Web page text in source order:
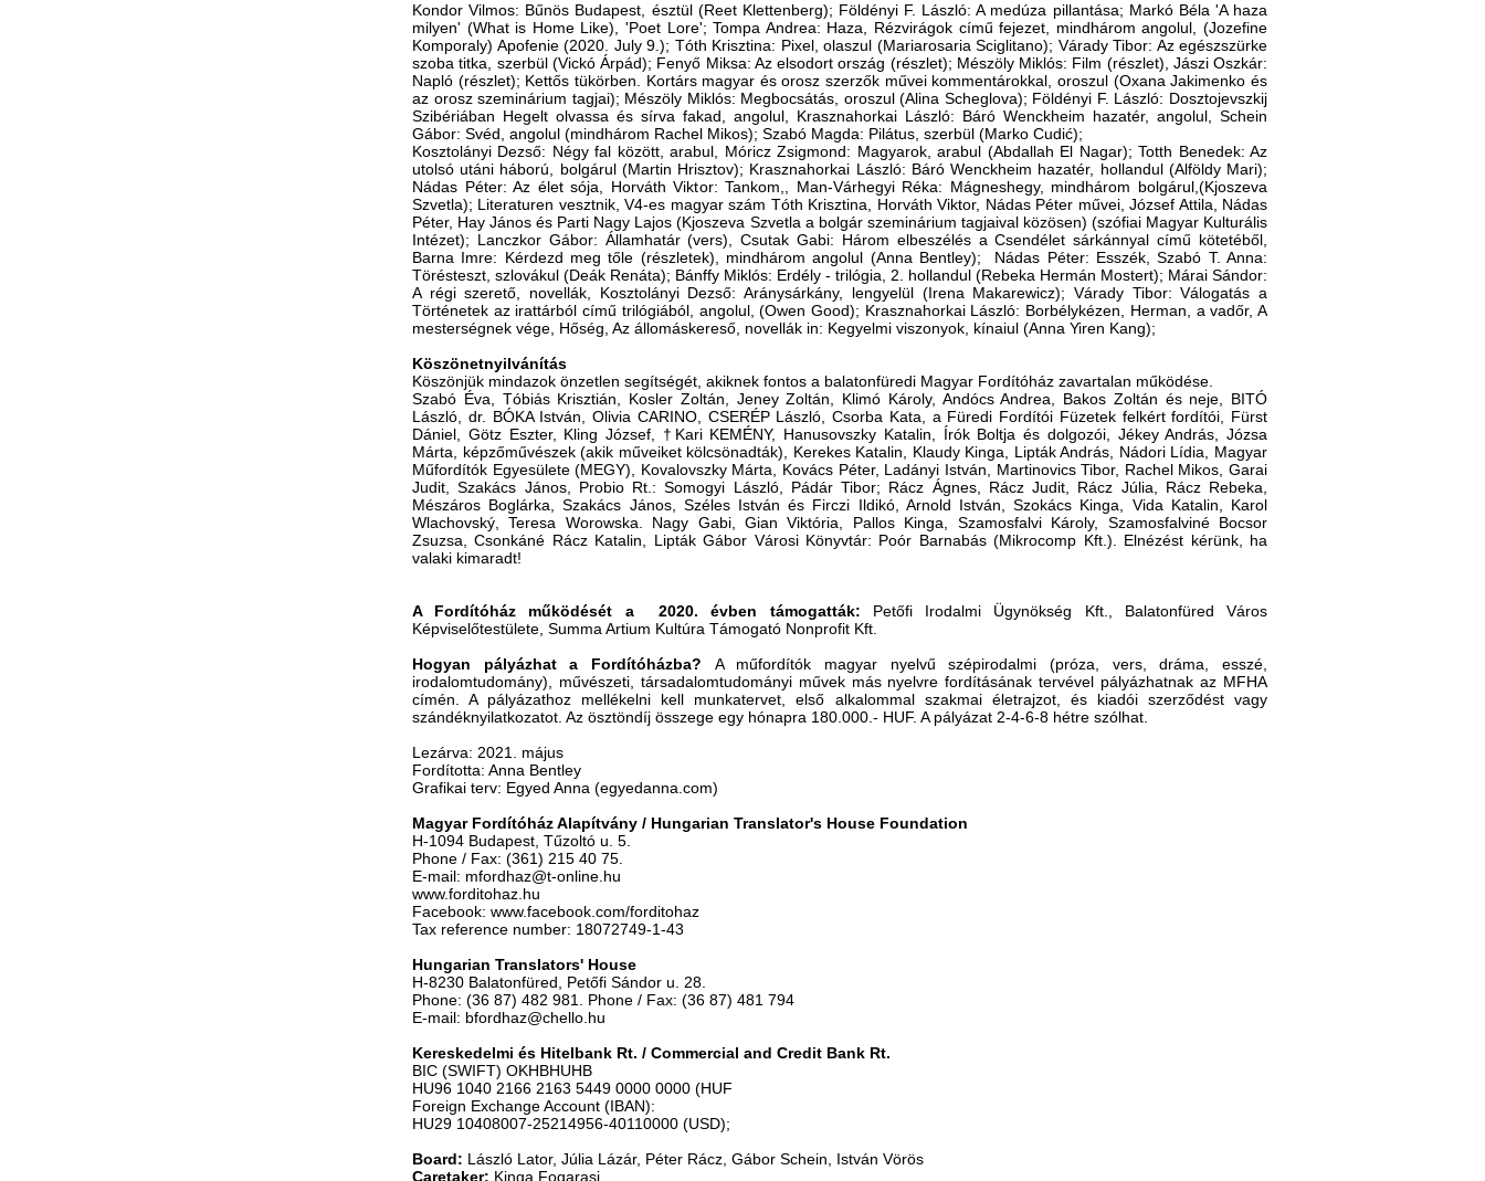
Kondor Vilmos: Bűnös Budapest, észtül (Reet Klettenberg); Földényi F. László: A medúza pillantása; Markó Béla 'A haza
milyen' (What is Home Like), 'Poet Lore'; Tompa Andrea: Haza, Rézvirágok című fejezet, mindhárom angolul, (Jozefine
Komporaly) Apofenie (2020. July 9.); Tóth Krisztina: Pixel, olaszul (Mariarosaria Sciglitano); Várady Tibor: Az egészszürke
szoba titka, szerbül (Vickó Árpád); Fenyő Miksa: Az elsodort ország (részlet); Mészöly Miklós: Film (részlet), Jászi Oszkár:
Napló (részlet); Kettős tükörben. Kortárs magyar és orosz szerzők művei kommentárokkal, oroszul (Oxana Jakimenko és
az orosz szeminárium tagjai); Mészöly Miklós: Megbocsátás, oroszul (Alina Scheglova); Földényi F. László: Dosztojevszkij
Szibériában Hegelt olvassa és sírva fakad, angolul, Krasznahorkai László: Báró Wenckheim hazatér, angolul, Schein
Gábor: Svéd, angolul (mindhárom Rachel Mikos); Szabó Magda: Pilátus, szerbül (Marko Cudić);
Kosztolányi Dezső: Négy fal között, arabul, Móricz Zsigmond: Magyarok, arabul (Abdallah El Nagar); Totth Benedek: Az
utolsó utáni háború, bolgárul (Martin Hrisztov); Krasznahorkai László: Báró Wenckheim hazatér, hollandul (Alföldy Mari);
Nádas Péter: Az élet sója, Horváth Viktor: Tankom,, Man-Várhegyi Réka: Mágneshegy, mindhárom bolgárul,(Kjoszeva
Szvetla); Literaturen vesztnik, V4-es magyar szám Tóth Krisztina, Horváth Viktor, Nádas Péter művei, József Attila, Nádas
Péter, Hay János és Parti Nagy Lajos (Kjoszeva Szvetla a bolgár szeminárium tagjaival közösen) (szófiai Magyar Kulturális
Intézet); Lanczkor Gábor: Államhatár (vers), Csutak Gabi: Három elbeszélés a Csendélet sárkánnyal című kötetéből,
Barna Imre: Kérdezd meg tőle (részletek), mindhárom angolul (Anna Bentley); Nádas Péter: Esszék, Szabó T. Anna:
Törésteszt, szlovákul (Deák Renáta); Bánffy Miklós: Erdély - trilógia, 2. hollandul (Rebeka Hermán Mostert); Márai Sándor:
A régi szerető, novellák, Kosztolányi Dezső: Aránysárkány, lengyelül (Irena Makarewicz); Várady Tibor: Válogatás a
Történetek az irattárból című trilógiából, angolul, (Owen Good); Krasznahorkai László: Borbélykézen, Herman, a vadőr, A
mesterségnek vége, Hőség, Az állomáskereső, novellák in: Kegyelmi viszonyok, kínaiul (Anna Yiren Kang);
Köszönetnyilvánítás
Köszönjük mindazok önzetlen segítségét, akiknek fontos a balatonfüredi Magyar Fordítóház zavartalan működése.
Szabó Éva, Tóbiás Krisztián, Kosler Zoltán, Jeney Zoltán, Klimó Károly, Andócs Andrea, Bakos Zoltán és neje, BITÓ
László, dr. BÓKA István, Olivia CARINO, CSERÉP László, Csorba Kata, a Füredi Fordítói Füzetek felkért fordítói, Fürst
Dániel, Götz Eszter, Kling József, †Kari KEMÉNY, Hanusovszky Katalin, Írók Boltja és dolgozói, Jékey András, Józsa
Márta, képzőművészek (akik műveiket kölcsönadták), Kerekes Katalin, Klaudy Kinga, Lipták András, Nádori Lídia, Magyar
Műfordítók Egyesülete (MEGY), Kovalovszky Márta, Kovács Péter, Ladányi István, Martinovics Tibor, Rachel Mikos, Garai
Judit, Szakács János, Probio Rt.: Somogyi László, Pádár Tibor; Rácz Ágnes, Rácz Judit, Rácz Júlia, Rácz Rebeka,
Mészáros Boglárka, Szakács János, Széles István és Firczi Ildikó, Arnold István, Szokács Kinga, Vida Katalin, Karol
Wlachovský, Teresa Worowska. Nagy Gabi, Gian Viktória, Pallos Kinga, Szamosfalvi Károly, Szamosfalviné Bocsor
Zsuzsa, Csonkáné Rácz Katalin, Lipták Gábor Városi Könyvtár: Poór Barnabás (Mikrocomp Kft.). Elnézést kérünk, ha
valaki kimaradt!
A Fordítóház működését a 2020. évben támogatták: Petőfi Irodalmi Ügynökség Kft., Balatonfüred Város
Képviselőtestülete, Summa Artium Kultúra Támogató Nonprofit Kft.
Hogyan pályázhat a Fordítóházba? A műfordítók magyar nyelvű szépirodalmi (próza, vers, dráma, esszé,
irodalomtudomány), művészeti, társadalomtudományi művek más nyelvre fordításának tervével pályázhatnak az MFHA
címén. A pályázathoz mellékelni kell munkatervet, első alkalommal szakmai életrajzot, és kiadói szerződést vagy
szándéknyilatkozatot. Az ösztöndíj összege egy hónapra 180.000.- HUF. A pályázat 2-4-6-8 hétre szólhat.
Lezárva: 2021. május
Fordította: Anna Bentley
Grafikai terv: Egyed Anna (egyedanna.com)
Magyar Fordítóház Alapítvány / Hungarian Translator's House Foundation
H-1094 Budapest, Tűzoltó u. 5.
Phone / Fax: (361) 215 40 75.
E-mail: mfordhaz@t-online.hu
www.forditohaz.hu
Facebook: www.facebook.com/forditohaz
Tax reference number: 18072749-1-43
Hungarian Translators' House
H-8230 Balatonfüred, Petőfi Sándor u. 28.
Phone: (36 87) 482 981. Phone / Fax: (36 87) 481 794
E-mail: bfordhaz@chello.hu
Kereskedelmi és Hitelbank Rt. / Commercial and Credit Bank Rt.
BIC (SWIFT) OKHBHUHB
HU96 1040 2166 2163 5449 0000 0000 (HUF
Foreign Exchange Account (IBAN):
HU29 10408007-25214956-40110000 (USD);
Board: László Lator, Júlia Lázár, Péter Rácz, Gábor Schein, István Vörös
Caretaker: Kinga Fogarasi